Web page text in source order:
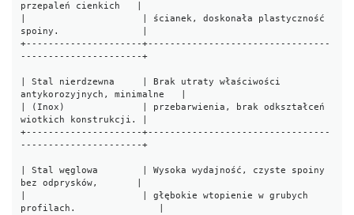
przepaleń cienkich   |
|                     | ścianek, doskonała plastyczność
spoiny.               |
+---------------------+---------------------------------
----------------------+
| Stal nierdzewna     | Brak utraty właściwości
antykorozyjnych, minimalne   |
| (Inox)              | przebarwienia, brak odkształceń
wiotkich konstrukcji. |
+---------------------+---------------------------------
----------------------+
| Stal węglowa        | Wysoka wydajność, czyste spoiny
bez odprysków,       |
|                     | głębokie wtopienie w grubych
profilach.               |